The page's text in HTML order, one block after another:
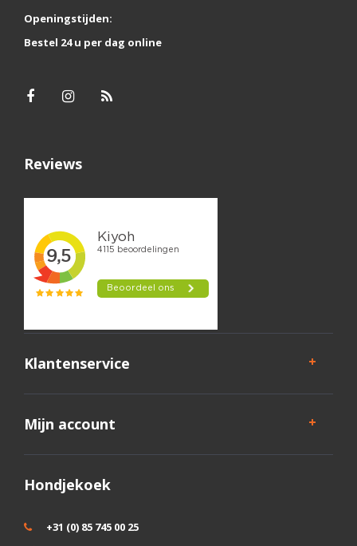
Openingstijden:
Bestel 24 u per dag online
Reviews
Klantenservice
Mijn account
Hondjekoek
+31 (0) 85 745 00 25